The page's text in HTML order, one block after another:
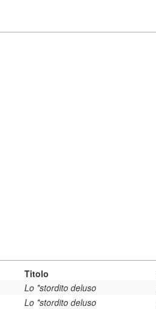
Titolo
Lo *stordito deluso
Lo *stordito deluso